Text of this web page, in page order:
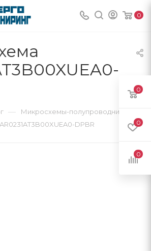
0
— Микросхемы-полупроводники
DPBR
0
0
0